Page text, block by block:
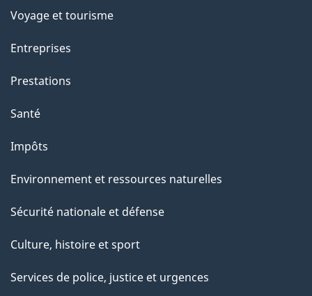
Voyage et tourisme
Entreprises
Prestations
Santé
Impôts
Environnement et ressources naturelles
Sécurité nationale et défense
Culture, histoire et sport
Services de police, justice et urgences